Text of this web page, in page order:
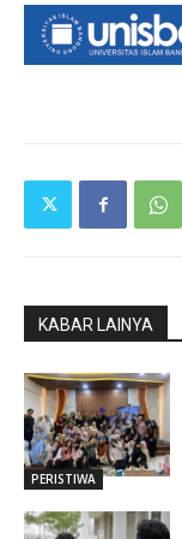
KABAR LAINYA
PERISTIWA